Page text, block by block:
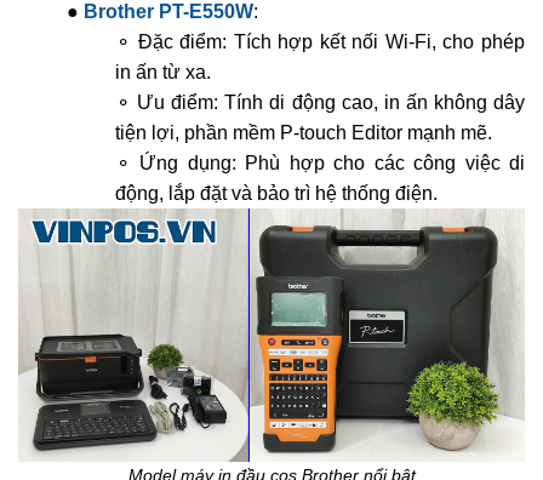
● Brother PT-E550W:
⚬ Đặc điểm: Tích hợp kết nối Wi-Fi, cho phép
in ấn từ xa.
⚬ Ưu điểm: Tính di động cao, in ấn không dây
tiện lợi, phần mềm P-touch Editor mạnh mẽ.
⚬ Ứng dụng: Phù hợp cho các công việc di
động, lắp đặt và bảo trì hệ thống điện.
Model máy in đầu cos Brother nổi bật